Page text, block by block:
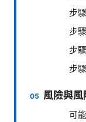
步
步
步
步
風險與風
可